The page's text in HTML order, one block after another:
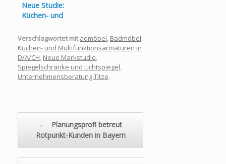
Neue Studie:
Küchen- und
aturen in D/A/CH
bis 2030
Verschlagwortet mit admöbel, Badmöbel,
Küchen- und Multifunktionsarmaturen in
D/A/CH, Neue Markstudie,
Spiegelschränke und Lichtspiegel,
Unternehmensberatung Titze.
←
Planungsprofi betreut
Rotpunkt-Kunden in Bayern